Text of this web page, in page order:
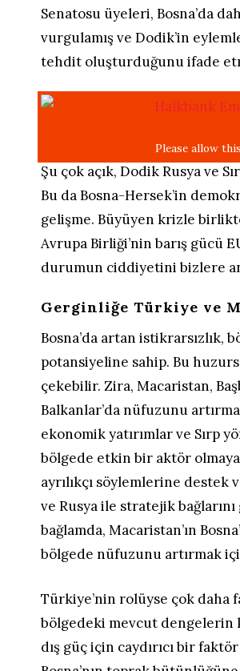
Senatosu üyeleri, Bosna’da
vurgulamış ve Dodik’in
tehdit oluşturduğunu ifade
Şu çok açık, Dodik Rusya ve
Bu da Bosna-Hersek’in
gelişme. Büyüyen krizle
Avrupa Birliği’nin barış gücü
durumun ciddiyetini bizlere
Gerginliğe Türkiye ve
Bosna’da artan
potansiyeline sahip. Bu
çekebilir. Zira, Macaristan,
Balkanlar’da nüfuzunu
ekonomik yatırımlar ve Sırp
bölgede etkin bir aktör
ayrılıkçı söylemlerine destek
ve Rusya ile stratejik
bağlamda, Macaristan’ın
bölgede nüfuzunu artırmak
Türkiye’nin rolüyse çok daha
bölgedeki mevcut dengelerin
dış güç için caydırıcı bir